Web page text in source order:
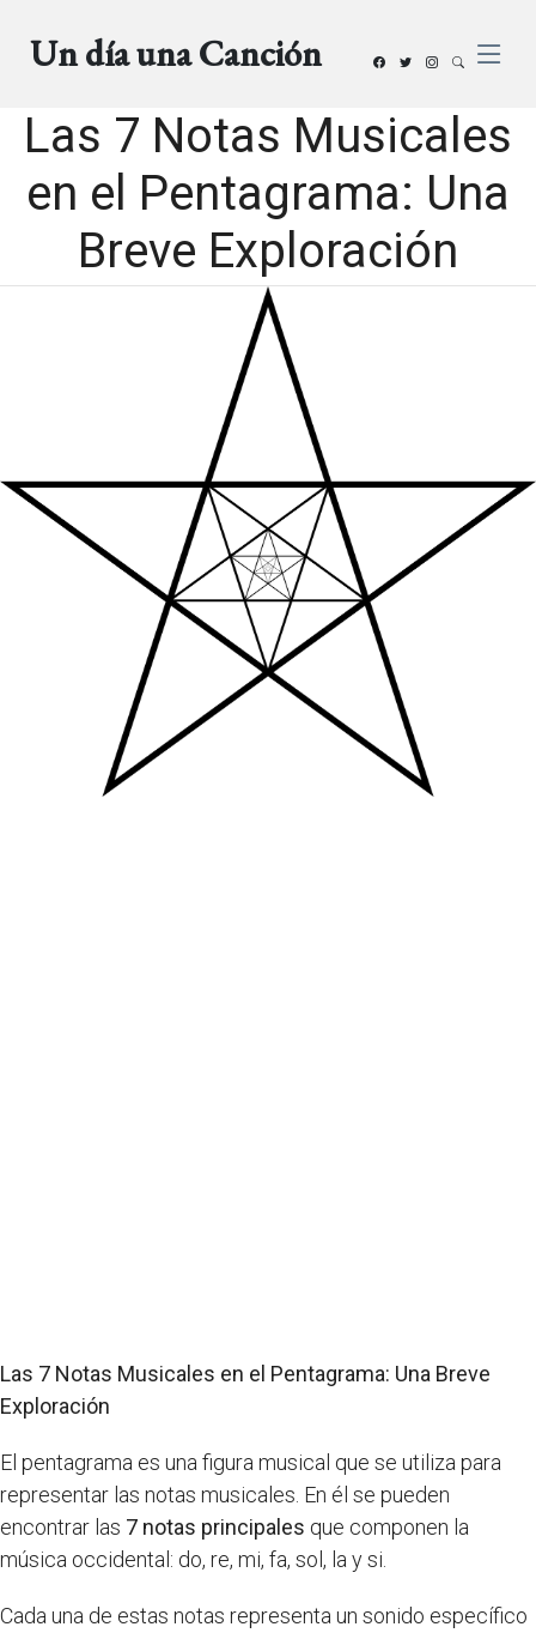
Un día una Canción
Las 7 Notas Musicales
en el Pentagrama: Una
Breve Exploración
Las 7 Notas Musicales en el Pentagrama: Una Breve
Exploración
El pentagrama es una figura musical que se utiliza para
representar las notas musicales. En él se pueden
encontrar las 7 notas principales que componen la
música occidental: do, re, mi, fa, sol, la y si.
Cada una de estas notas representa un sonido específico